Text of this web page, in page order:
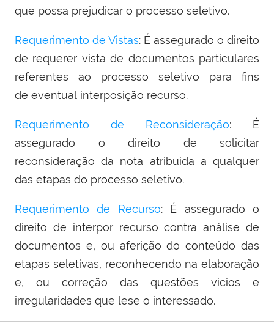
que possa prejudicar o processo seletivo.
Requerimento de Vistas: É assegurado o direito
de requerer vista de documentos particulares
referentes ao processo seletivo para fins
de eventual interposição recurso.
Requerimento de Reconsideração: É
assegurado o direito de solicitar
reconsideração da nota atribuída a qualquer
das etapas do processo seletivo.
Requerimento de Recurso: É assegurado o
direito de interpor recurso contra análise de
documentos e, ou aferição do conteúdo das
etapas seletivas, reconhecendo na elaboração
e, ou correção das questões vícios e
irregularidades que lese o interessado.